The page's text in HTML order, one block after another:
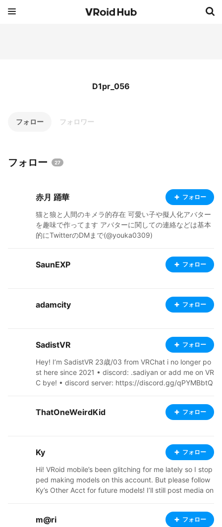
D1pr_056
フォロー フォロワー
フォロー 27
赤月 踊華 フォロー
猫と狼と人間のキメラ的存在 可愛い子や擬人化アバター
を趣味で作ってます アバターに関しての連絡などは基本
的にTwitterのDMまで(@youka0309)
SaunEXP フォロー
adamcity フォロー
SadistVR フォロー
Hey! I’m SadistVR 23歳/03 from VRChat i no longer po
st here since 2021 • discord: .sadiyan or add me on VR
C bye! • discord server: https://discord.gg/qPYMBbtQ
ThatOneWeirdKid フォロー
Ky フォロー
Hi! VRoid mobile’s been glitching for me lately so I stop
ped making models on this account. But please follow
Ky’s Other Acct for future models! I’ll still post media on
She/her Anime I really like: Inuyasha, Fairy Tail, Sailor
Moon, Naruto, Attack on Titan, Ouran High School Hos
m@ri フォロー